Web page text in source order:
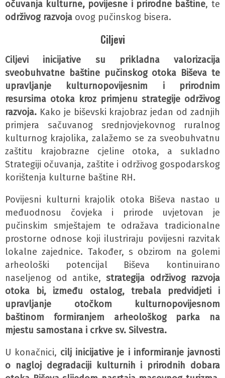
očuvanja kulturne, povijesne i prirodne baštine, te
održivog razvoja ovog pučinskog bisera.
Ciljevi
Ciljevi inicijative su prikladna valorizacija
sveobuhvatne baštine pučinskog otoka Biševa te
upravljanje kulturnopovijesnim i prirodnim
resursima otoka kroz primjenu strategije održivog
razvoja. Kako je biševski krajobraz jedan od zadnjih
primjera sačuvanog srednjovjekovnog ruralnog
kulturnog krajolika, zalažemo se za sveobuhvatnu
zaštitu krajobrazne cjeline otoka, a sukladno
Strategiji očuvanja, zaštite i održivog gospodarskog
korištenja kulturne baštine RH.
Povijesni kulturni krajolik otoka Biševa nastao u
međuodnosu čovjeka i prirode uvjetovan je
pučinskim smještajem te odražava tradicionalne
prostorne odnose koji ilustriraju povijesni razvitak
lokalne zajednice. Također, s obzirom na golemi
arheološki potencijal Biševa kontinuirano
naseljenog od antike, strategija održivog razvoja
otoka bi, između ostalog, trebala predvidjeti i
upravljanje otočkom kulturnopovijesnom
baštinom formiranjem arheološkog parka na
mjestu samostana i crkve sv. Silvestra.
U konačnici, cilj inicijative je i informiranje javnosti
o nagloj degradaciji kulturnih i prirodnih dobara